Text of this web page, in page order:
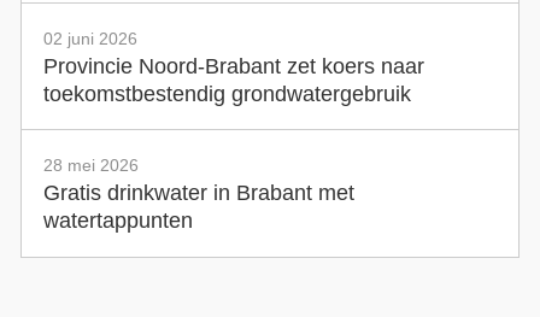
02 juni 2026
Provincie Noord-Brabant zet koers naar
toekomstbestendig grondwatergebruik
28 mei 2026
Gratis drinkwater in Brabant met
watertappunten